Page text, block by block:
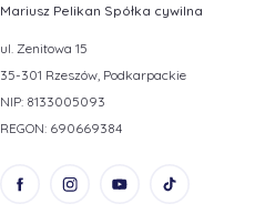
Mariusz Pelikan Spółka cywilna
ul. Zenitowa 15
35-301 Rzeszów, Podkarpackie
NIP: 8133005093
REGON: 690669384